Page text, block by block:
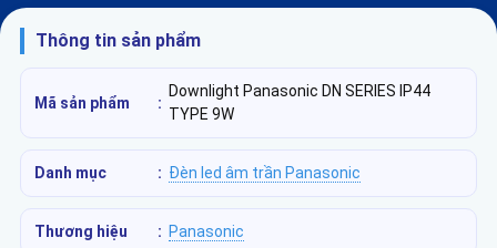
Thông tin sản phẩm
Mã sản phẩm :
Downlight Panasonic DN SERIES IP44
TYPE 9W
Danh mục : Đèn led âm trần Panasonic
Thương hiệu : Panasonic